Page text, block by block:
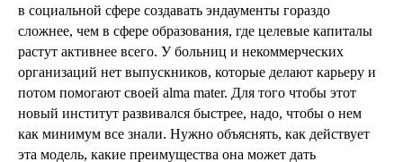
в социальной сфере создавать эндаументы гораздо
сложнее, чем в сфере образования, где целевые капиталы
растут активнее всего. У больниц и некоммерческих
организаций нет выпускников, которые делают карьеру и
потом помогают своей alma mater. Для того чтобы этот
новый институт развивался быстрее, надо, чтобы о нем
как минимум все знали. Нужно объяснять, как действует
эта модель, какие преимущества она может дать